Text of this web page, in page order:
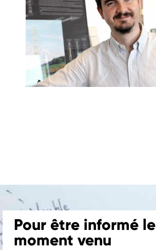
Pour être informé le
moment venu